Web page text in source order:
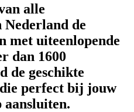
alle
de
met uiteenlopende
dan 1600
de geschikte
perfect bij jouw
aansluiten.